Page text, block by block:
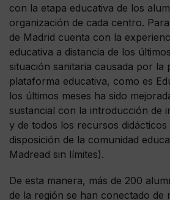
con la etapa educativa de los
organización de cada centro.
de Madrid cuenta con la
educativa a distancia de los
situación sanitaria causada por la
plataforma educativa, como es
los últimos meses ha sido
sustancial con la introducción de
y de todos los recursos didácticos
disposición de la comunidad
Madread sin límites).
De esta manera, más de 200
de la región se han conectado de